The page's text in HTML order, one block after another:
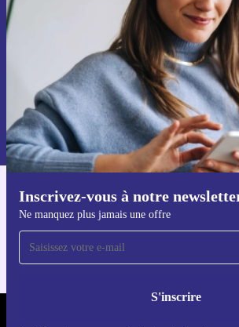
Inscrivez-vous à notre
Ne manquez plus jamais une offre
S'inscrire
Ne manquez plus aucune
S'inscrire
Retrouvez les informations sur l'utilisation des
dans notre
politique de confidentialité.
Téléchargez l'application
Pour iOS et Android